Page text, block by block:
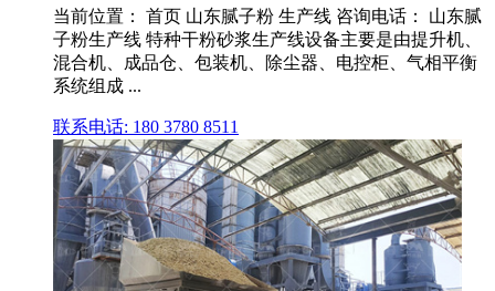
当前位置： 首页 山东腻子粉 生产线 咨询电话： 山东腻
子粉生产线 特种干粉砂浆生产线设备主要是由提升机、
混合机、成品仓、包装机、除尘器、电控柜、气相平衡
系统组成 ...
联系电话: 180 3780 8511